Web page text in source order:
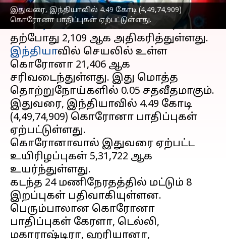
இதுவரை, இந்தியாவில் 4.49 கோடி (4,49,74,909)
கொரோனா பாதிப்புகள் ஏற்பட்டுள்ளது.
நேற்று(மே-9) 1,331ஆக இருந்த தினசரி
கொரோனாவின் எண்ணிக்கை,
இந்தியாவில் செயலில் உள்ள
கொரோனா 21,406 ஆக
சரிவடைந்துள்ளது. இது மொத்த
தொற்றுநோய்களில் 0.05 சதவீதமாகும்.
இதுவரை, இந்தியாவில் 4.49 கோடி
(4,49,74,909) கொரோனா பாதிப்புகள்
ஏற்பட்டுள்ளது.
கொரோனாவால் இதுவரை ஏற்பட்ட
உயிரிழப்புகள் 5,31,722 ஆக
உயர்ந்துள்ளது.
கடந்த 24 மணிநேரதத்தில் மட்டும் 8
இறப்புகள் பதிவாகியுள்ளன.
பெரும்பாலான கொரோனா
பாதிப்புகள் கேரளா, டெல்லி,
மகாராஷ்டிரா, ஹரியானா,